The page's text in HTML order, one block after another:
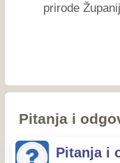
prirode
Pitanja i
Pitanja i